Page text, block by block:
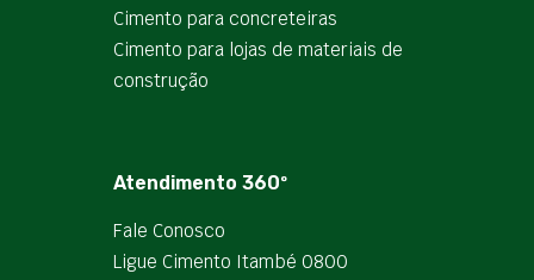
Cimento para concreteiras
Cimento para lojas de materiais de
construção
Atendimento 360º
Fale Conosco
Ligue Cimento Itambé 0800